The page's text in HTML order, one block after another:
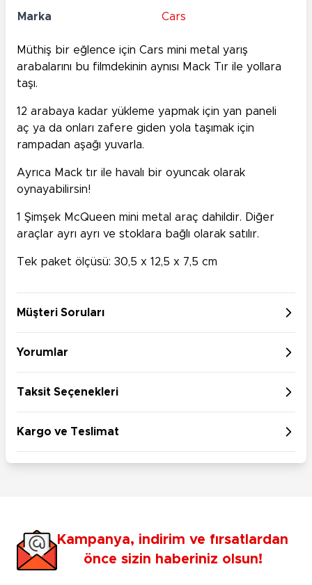
Marka Cars
Müthiş bir eğlence için Cars mini metal yarış
arabalarını bu filmdekinin aynısı Mack Tır ile yollara
taşı.
12 arabaya kadar yükleme yapmak için yan paneli
aç ya da onları zafere giden yola taşımak için
rampadan aşağı yuvarla.
Ayrıca Mack tır ile havalı bir oyuncak olarak
oynayabilirsin!
1 Şimşek McQueen mini metal araç dahildir. Diğer
araçlar ayrı ayrı ve stoklara bağlı olarak satılır.
Tek paket ölçüsü: 30,5 x 12,5 x 7,5 cm
Müşteri Soruları
Yorumlar
Taksit Seçenekleri
Kargo ve Teslimat
Kampanya, indirim ve fırsatlardan
önce sizin haberiniz olsun!